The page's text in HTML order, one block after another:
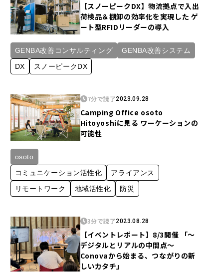
【スノーピークDX】物流拠点で入出
荷検品＆棚卸の効率化を実現した ゲ
ート型RFIDリーダーの導入
GENBA改善コンサルティング
GENBA改善システム
DX
スノーピークDX
7分で読了2023.09.28
Camping Office osoto
Hitoyoshiに見る ワーケーションの
可能性
osoto
コミュニケーション活性化
アライアンス
リモートワーク
地域活性化 防災
3分で読了2023.08.28
【イベントレポート】8/3開催 「～
デジタルとリアルの中間点～
Conovaから始まる、つながりの新
しいカタチ」